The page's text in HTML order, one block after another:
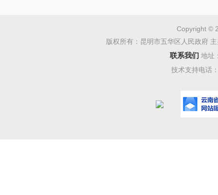
Copyright ©
版权所有：昆明市五华区人民政府
联系我们 地址
技术支持电话